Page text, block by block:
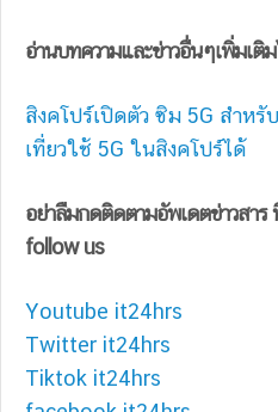
อ่านบทความและข่าวอื่นๆเพิ่มเติ
สิงคโปร์เปิดตัว ซิม 5G สำหรั
เที่ยวใช้ 5G ในสิงคโปร์ได้
อย่าลืมกดติดตามอัพเดตข่าวสา
follow us
Youtube it24hrs
Twitter it24hrs
Tiktok it24hrs